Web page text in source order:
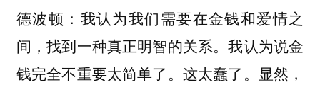
德波顿： 我认为我们需要在金钱和爱情之
间，找到一种真正明智的关系。我认为说金
钱完全不重要太简单了。这太蠢了。显然，